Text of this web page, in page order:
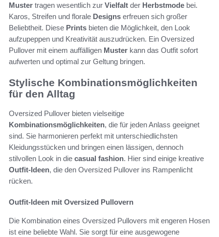
Muster tragen wesentlich zur Vielfalt der Herbstmode bei.
Karos, Streifen und florale Designs erfreuen sich großer
Beliebtheit. Diese Prints bieten die Möglichkeit, den Look
aufzupeppen und Kreativität auszudrücken. Ein Oversized
Pullover mit einem auffälligen Muster kann das Outfit sofort
aufwerten und optimal zur Geltung bringen.
Stylische Kombinationsmöglichkeiten
für den Alltag
Oversized Pullover bieten vielseitige
Kombinationsmöglichkeiten, die für jeden Anlass geeignet
sind. Sie harmonieren perfekt mit unterschiedlichsten
Kleidungsstücken und bringen einen lässigen, dennoch
stilvollen Look in die casual fashion. Hier sind einige kreative
Outfit-Ideen, die den Oversized Pullover ins Rampenlicht
rücken.
Outfit-Ideen mit Oversized Pullovern
Die Kombination eines Oversized Pullovers mit engeren Hosen
ist eine beliebte Wahl. Sie sorgt für eine ausgewogene